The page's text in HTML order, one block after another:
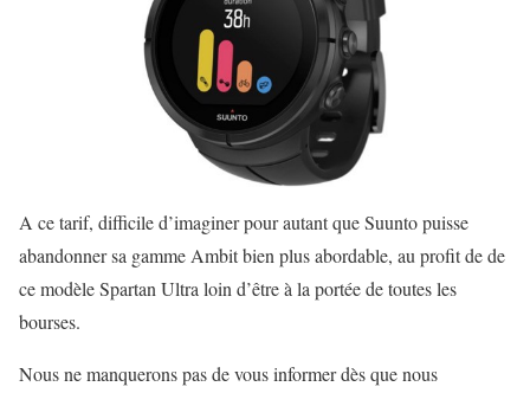
A ce tarif, difficile d’imaginer pour autant que Suunto puisse
abandonner sa gamme Ambit bien plus abordable, au profit de de
ce modèle Spartan Ultra loin d’être à la portée de toutes les
bourses.
Nous ne manquerons pas de vous informer dès que nous